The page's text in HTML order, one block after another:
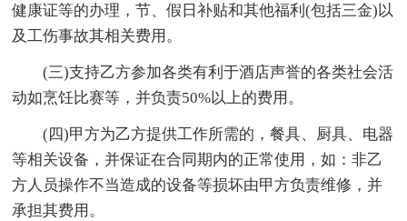
健康证等的办理，节、假日补贴和其他福利(包括三金)以
及工伤事故其相关费用。
(三)支持乙方参加各类有利于酒店声誉的各类社会活
动如烹饪比赛等，并负责50%以上的费用。
(四)甲方为乙方提供工作所需的，餐具、厨具、电器
等相关设备，并保证在合同期内的正常使用，如：非乙
方人员操作不当造成的设备等损坏由甲方负责维修，并
承担其费用。